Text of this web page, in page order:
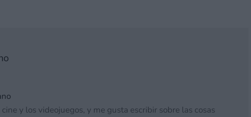
y los videojuegos, y me gusta escribir sobre las cosas